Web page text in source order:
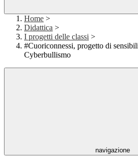
Home >
Didattica >
I progetti delle classi >
#Cuoriconnessi, progetto di
Cyberbullismo
navigazione